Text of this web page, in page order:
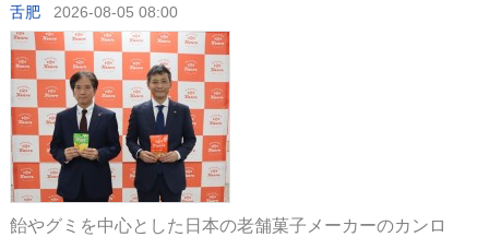
舌肥 2026-08-05 08:00
飴やグミを中心とした日本の老舗菓子メーカーのカンロ